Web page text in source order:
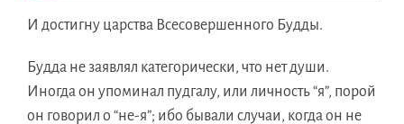
И достигну царства Всесовершенного Будды.
Будда не заявлял категорически, что нет души.
Иногда он упоминал пудгалу, или личность “я”, порой
он говорил о “не-я”; ибо бывали случаи, когда он не